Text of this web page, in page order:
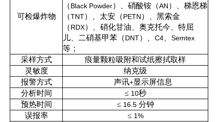
可检爆炸物
（Black Powder）、硝酸铵（AN）、梯恩梯
（TNT）、太安（PETN）、黑索金
（RDX）、硝化甘油、奥克托今、特屈
儿、二硝基甲苯（DNT）、 C4、 Semtex
等；
采样方式
痕量颗粒吸附和试纸擦拭取样
灵敏度
纳克级
报警方式
声讯+显示屏信息
分析时间
≤ 10秒
预热时间
≤ 16.5 分钟
误报率
≤ 1%